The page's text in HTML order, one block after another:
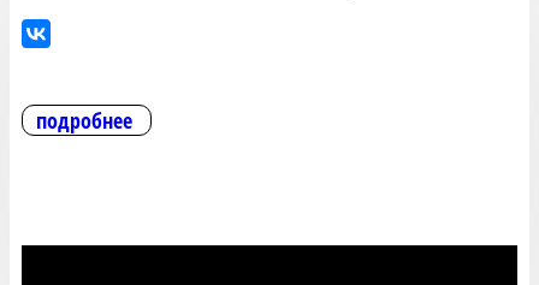
подробнее